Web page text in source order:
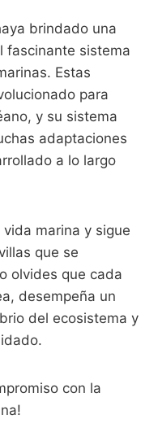
brindado una
fascinante sistema
Estas
para
y su sistema
adaptaciones
a lo largo
marina y sigue
que se
olvides que cada
desempeña un
del ecosistema y
con la